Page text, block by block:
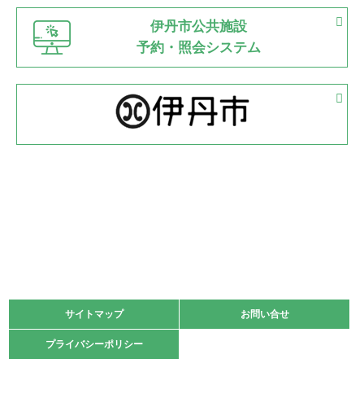
2022.06.12
県知事杯争奪バレーボール大会が開催
緑ケ丘体育館
2022.05.05
体育協会長杯 バドミントン競技の部
2022.05.22
緑ケ丘体育館
2021.10.23
卓球選手権大会ラージボールの部開催☆
伊丹市公共施設
予約・照会システム
サイトマップ お問い合せ
プライバシーポリシー
サイトマップ お問い合せ
プライバシーポリシー